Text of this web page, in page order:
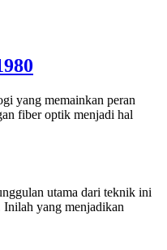
yang memainkan peran
fiber optik menjadi hal
utama dari teknik ini
Inilah yang menjadikan